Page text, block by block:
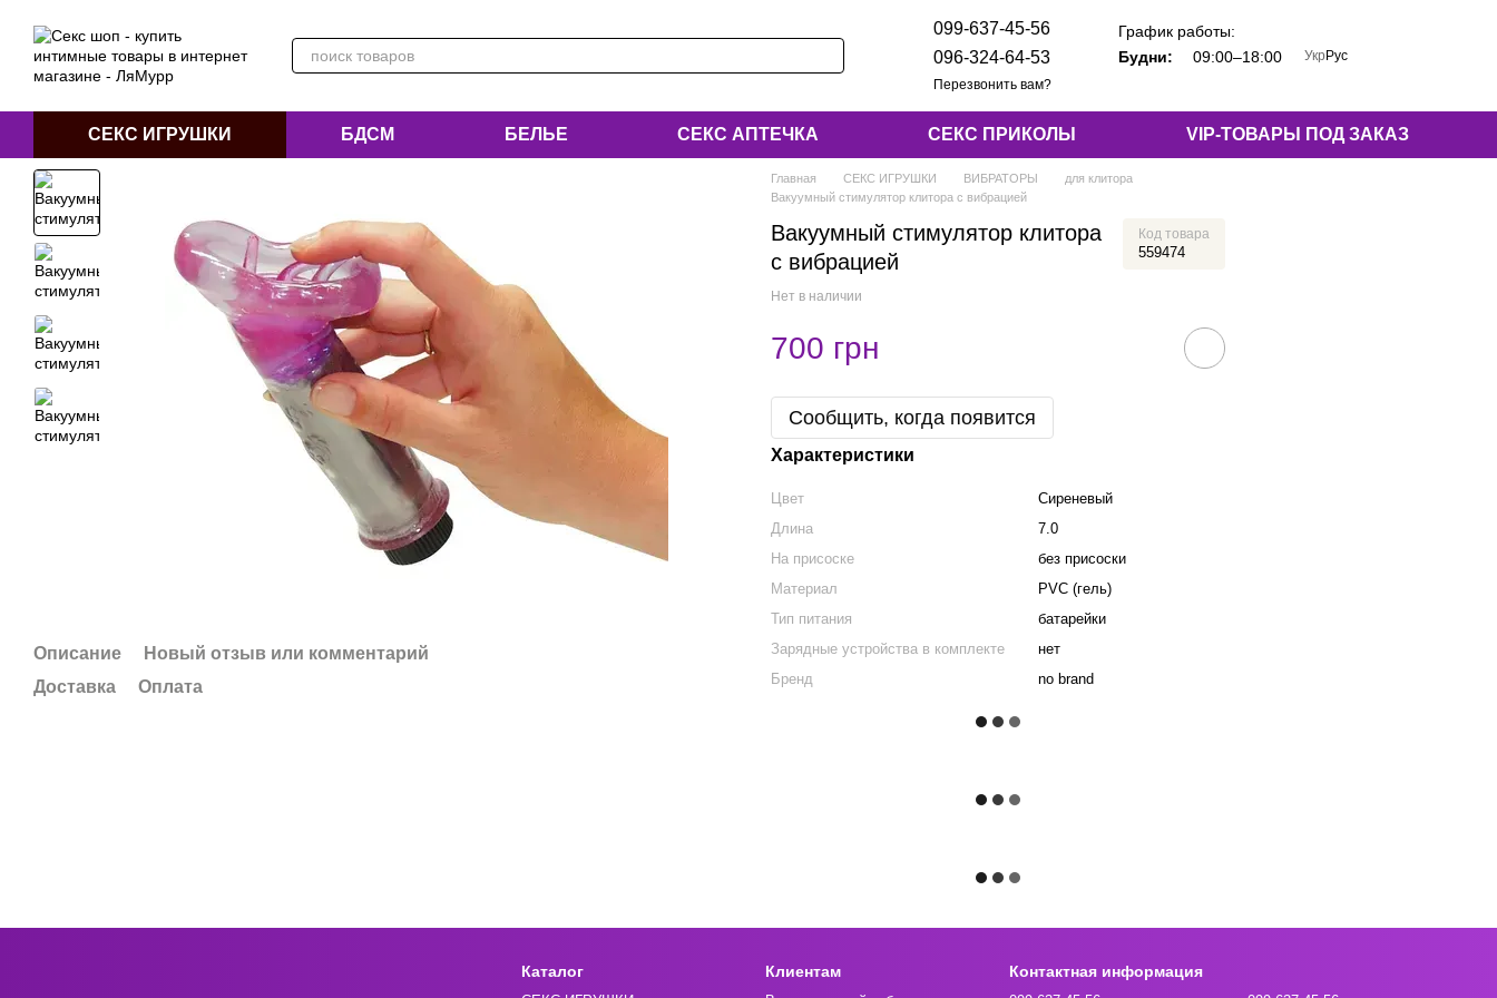
099-637-45-56
096-324-64-53
Перезвонить вам?
График работы:
Будни:
09:00–18:00 Укр Рус
СЕКС ИГРУШКИ БДСМ БЕЛЬЕ СЕКС АПТЕЧКА СЕКС ПРИКОЛЫ VIP-ТОВАРЫ ПОД ЗАКАЗ
Описание
Новый отзыв или комментарий
Доставка
Оплата
Главная СЕКС ИГРУШКИ ВИБРАТОРЫ
для клитора
Вакуумный стимулятор клитора с вибрацией
Вакуумный стимулятор клитора
с вибрацией
Код товара
559474
Нет в наличии
700 грн
Сообщить, когда появится
Характеристики
Цвет
Сиреневый
Длина
7.0
На присоске
без присоски
Материал
PVC (гель)
Тип питания
батарейки
Зарядные устройства в комплекте
нет
Бренд
no brand
Каталог Клиентам Контактная информация